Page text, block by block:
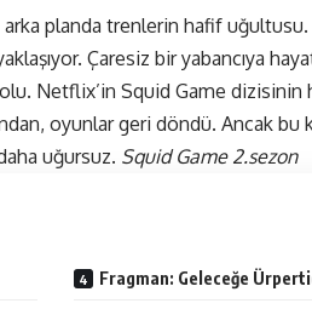
planda trenlerin hafif uğultusu.
Çaresiz bir yabancıya
Netflix’in Squid Game dizisinin
oyunlar geri döndü. Ancak bu
uğursuz. Squid Game 2.sezon
Fragman: Geleceğe